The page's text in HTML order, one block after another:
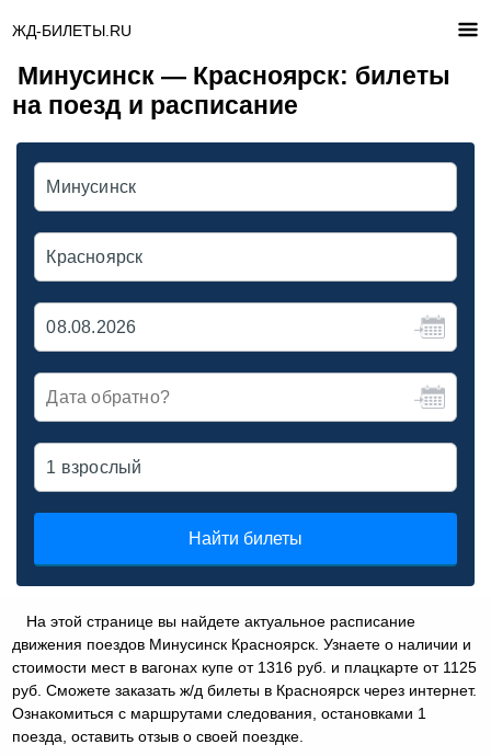
ЖД-БИЛЕТЫ.RU
Минусинск — Красноярск: билеты
на поезд и расписание
Найти билеты
На этой странице вы найдете актуальное расписание
движения поездов Минусинск Красноярск. Узнаете о наличии и
стоимости мест в вагонах купе от 1316 руб. и плацкарте от 1125
руб. Сможете заказать ж/д билеты в Красноярск через интернет.
Ознакомиться с маршрутами следования, остановками 1
поезда, оставить отзыв о своей поездке.